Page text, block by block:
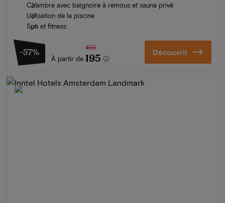
Chambre avec baignoire à remous et sauna privé
Utilisation de la piscine
Spa et fitness
-57%
À partir de
456
195 Découvrir